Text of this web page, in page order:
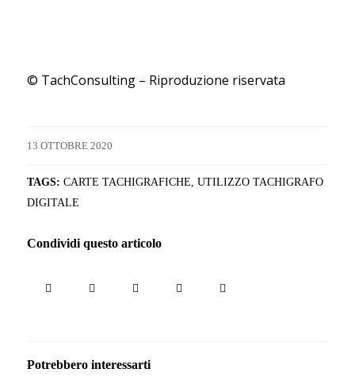
© TachConsulting – Riproduzione riservata
13 OTTOBRE 2020
TAGS: CARTE TACHIGRAFICHE, UTILIZZO TACHIGRAFO
DIGITALE
Condividi questo articolo
Potrebbero interessarti